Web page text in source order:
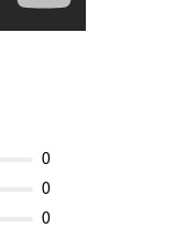
0
0
0